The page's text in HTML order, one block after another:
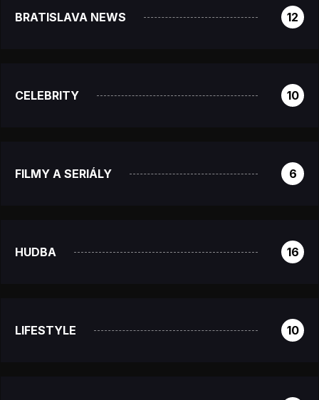
BRATISLAVA NEWS 12
CELEBRITY 10
FILMY A SERIÁLY 6
HUDBA 16
LIFESTYLE 10